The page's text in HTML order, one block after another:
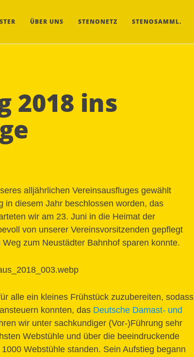
ÜBER UNS STENONETZ STENOSAMML.
2018 ins
alljährlichen Vereinsausfluges gewählt
in diesem Jahr beschlossen worden, das
wir am 23. Juni in die Heimat der
von unserer Vereinsvorsitzenden gepflegt
zum Neustädter Bahnhof sparen konnte.
alle ein kleines Frühstück zuzubereiten, sodass
konnten, das Deutsche Damast- und
wir unter sachkundiger (Vor-)Führung sehr
Webstühle und über die beeindruckende
Webstühle standen. Sein Aufstieg begann